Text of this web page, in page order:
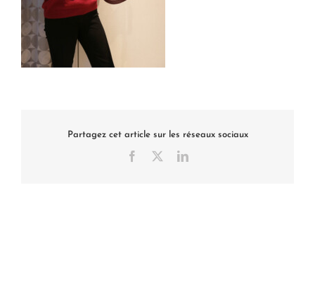
Partagez cet article sur les réseaux sociaux
Facebook LinkedIn